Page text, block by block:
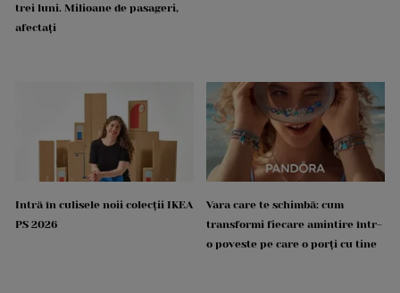
trei luni. Milioane de pasageri,
afectați
Intră în culisele noii colecții IKEA
PS 2026
Vara care te schimbă: cum
transformi fiecare amintire într-
o poveste pe care o porți cu tine